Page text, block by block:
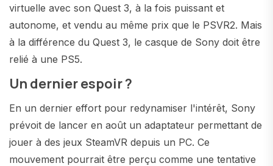
virtuelle avec son Quest 3, à la fois puissant et
autonome, et vendu au même prix que le PSVR2. Mais
à la différence du Quest 3, le casque de Sony doit être
relié à une PS5.
Un dernier espoir ?
En un dernier effort pour redynamiser l'intérêt, Sony
prévoit de lancer en août un adaptateur permettant de
jouer à des jeux SteamVR depuis un PC. Ce
mouvement pourrait être perçu comme une tentative